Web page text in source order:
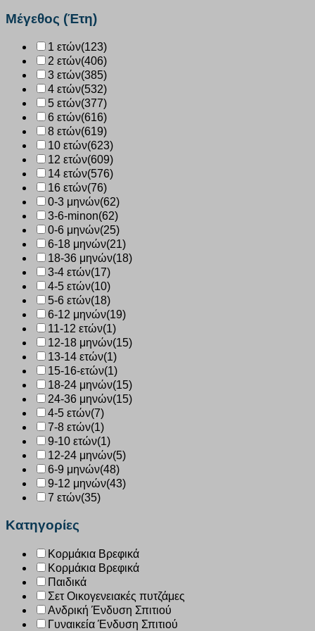
ποσότητα
Μέγεθος (Έτη)
1 ετών(123)
2 ετών(406)
3 ετών(385)
4 ετών(532)
5 ετών(377)
6 ετών(616)
8 ετών(619)
10 ετών(623)
12 ετών(609)
14 ετών(576)
16 ετών(76)
0-3 μηνών(62)
3-6-minon(62)
0-6 μηνών(25)
6-18 μηνών(21)
18-36 μηνών(18)
3-4 ετών(17)
4-5 ετών(10)
5-6 ετών(18)
6-12 μηνών(19)
11-12 ετών(1)
12-18 μηνών(15)
13-14 ετών(1)
15-16-ετών(1)
18-24 μηνών(15)
24-36 μηνών(15)
4-5 ετών(7)
7-8 ετών(1)
9-10 ετών(1)
12-24 μηνών(5)
6-9 μηνών(48)
9-12 μηνών(43)
7 ετών(35)
Κατηγορίες
Κορμάκια Βρεφικά
Κορμάκια Βρεφικά
Παιδικά
Σετ Οικογενειακές πυτζάμες
Ανδρική Ένδυση Σπιτιού
Γυναικεία Ένδυση Σπιτιού